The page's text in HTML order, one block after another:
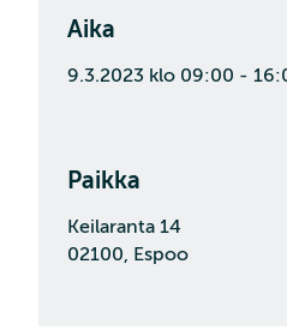
Aika
9.3.2023 klo 09:00 -
Paikka
Keilaranta 14
02100, Espoo